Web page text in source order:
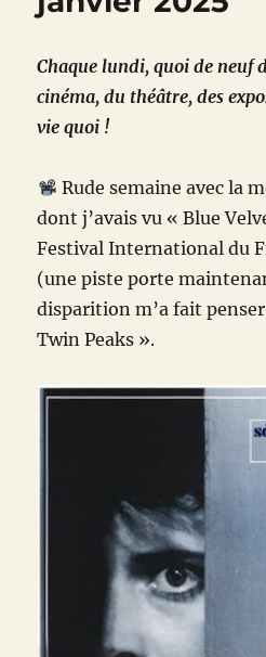
Chaque lundi, quoi de neuf
cinéma, du théâtre, des
vie quoi !
Rude semaine avec la
dont j’avais vu « Blue
Festival International du
(une piste porte
disparition m’a fait
Twin Peaks ».